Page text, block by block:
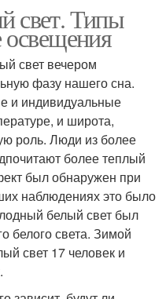
свет. Типы
освещения
свет вечером
фазу нашего сна.
и индивидуальные
и широта,
роль. Люди из более
более теплый
был обнаружен при
наблюдениях это было
белый свет был
белого света. Зимой
свет 17 человек и